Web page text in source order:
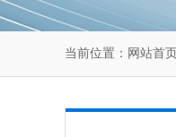
当前位置： 网站首页